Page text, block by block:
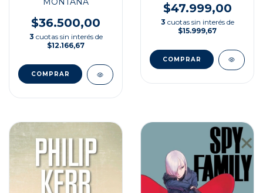
$36.500,00
3 cuotas sin interés de
$12.166,67
$47.999,00
3 cuotas sin interés de
$15.999,67